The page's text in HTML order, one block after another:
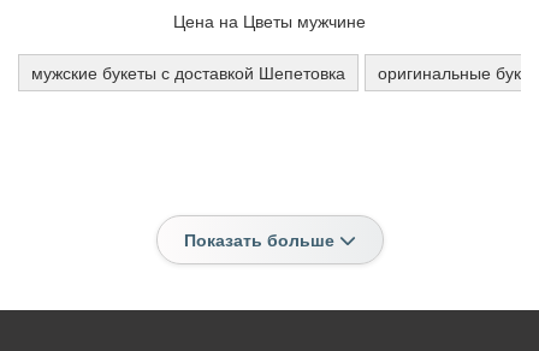
Цена на Цветы мужчине
мужские букеты с доставкой Шепетовка оригинальные
Показать больше